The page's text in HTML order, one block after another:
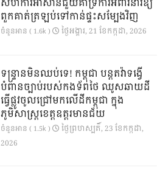
ពួកគាត់ត្រឡប់ទៅកាន់ផ្ទះសម្បែងវិញ
ចំនួនអាន ( 1.6k ) ថ្ងៃ​អង្គារ, 21 ខែ​កក្កដា, 2026
ទន្ទ្រានមិនឈប់ទេ! កម្ពុជា បន្តតវ៉ាទង្វើ
បំពានច្បាប់របស់កងទ័ពថៃ ឈូសឆាយដី
ធ្វើផ្លូវចូលជ្រៅមកលើដីកម្ពុជា ក្នុង
ភូមិសាស្ត្រខេត្តឧត្តរមានជ័យ
ចំនួនអាន ( 1.5k )
ថ្ងៃ​ព្រហស្បតិ៍, 23 ខែ​កក្កដា,
2026